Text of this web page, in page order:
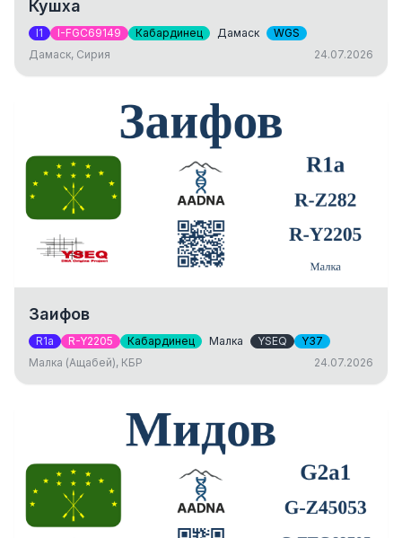
Кушха
I1 I-FGC69149 Кабардинец Дамаск
WGS
Дамаск, Сирия
24.07.2026
Заифов
R1a R-Y2205 Кабардинец Малка YSEQ
Y37
Малка (Ащабей), КБР
24.07.2026